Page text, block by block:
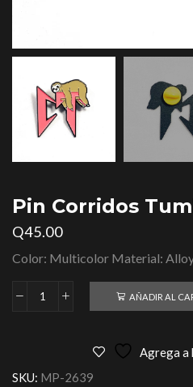
Pin Corridos
Q45.00
Color: Multicolor Material:
AÑADIR AL
Agrega a
SKU: MP-2639